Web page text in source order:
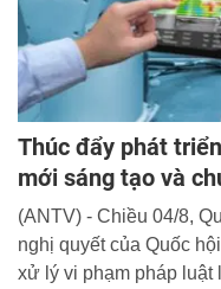
Thúc đẩy phát
mới sáng tạo và
(ANTV) - Chiều 04/8,
nghị quyết của Quốc
xử lý vi phạm pháp luật